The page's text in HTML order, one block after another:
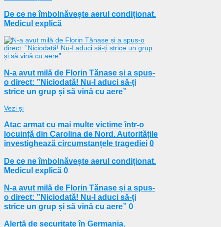
De ce ne îmbolnăvește aerul condiționat.
Medicul explică
N-a avut milă de Florin Tănase și a spus-
o direct: ”Niciodată! Nu-l aduci să-ți
strice un grup și să vină cu aere”
Vezi și
Atac armat cu mai multe victime într-o
locuință din Carolina de Nord. Autoritățile
investighează circumstanțele tragediei 0
De ce ne îmbolnăvește aerul condiționat.
Medicul explică 0
N-a avut milă de Florin Tănase și a spus-
o direct: ”Niciodată! Nu-l aduci să-ți
strice un grup și să vină cu aere” 0
Alertă de securitate în Germania.